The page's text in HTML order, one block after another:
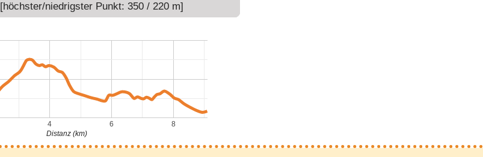
[höchster/niedrigster Punkt: 350 / 220 m]
4 6 8
Distanz (km)